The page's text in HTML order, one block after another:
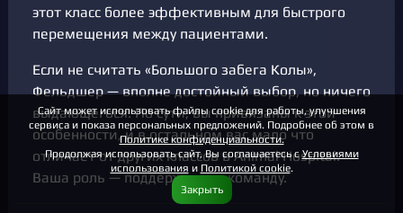
этот класс более эффективным для быстрого
перемещения между пациентами.
Если не считать «Большого забега Колы»,
Фельдшер — вполне достойный выбор, но ничего
выдающегося. По сути, вы привязаны к этой
особенности, и в остальном вас мало что
отличает от других классов в Animal Hospital.
Ваша роль — поддерживать команду.
Сайт может использовать файлы cookie для работы, улучшения
сервиса и показа персональных предложений. Подробнее об этом в
Политике конфиденциальности.
Продолжая использовать сайт, Вы соглашаетесь сУсловиями
использования и Политикой cookie.
Закрыть